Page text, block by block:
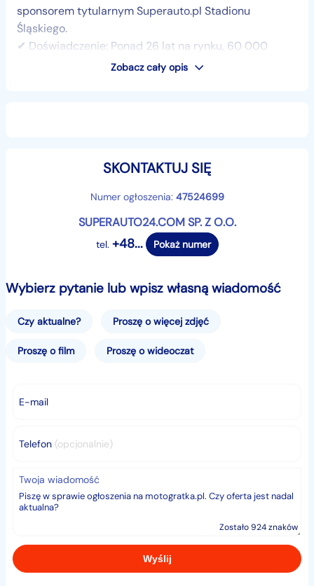
sponsorem tytularnym Superauto.pl Stadionu
Śląskiego.
✔ Doświadczenie: Ponad 26 lat na rynku, 60 000
klientów, którzy nam zaufali, oraz 70 000 sprzedanych
✔ Skala: 10 000 aut dostępnych od ręki w jednym
────────────────────────────────────
────────────────────────────────────
- Silnik: 2.0 (208KM)
- Wersja wyposażenia: xDrive20 M Sport
- Samochód fabrycznie nowy
- Rocznik 2025
────────────────────────────────────
Zadzwoń do nas już teraz. Dział handlowy,
☎
+48...Pokaż numer
Numer ogłoszenia: 372308
Zobacz cały opis
SKONTAKTUJ SIĘ
Numer ogłoszenia: 47524699
SUPERAUTO24.COM SP. Z O.O.
tel. +48... Pokaż numer
Wybierz pytanie lub wpisz własną wiadomość
Czy aktualne? Proszę o więcej zdjęć
Proszę o film Proszę o wideoczat
E-mail
Telefon (opcjonalnie)
Twoja wiadomość
Zostało 924 znaków